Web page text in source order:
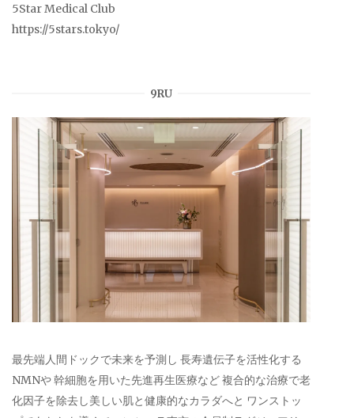
5Star Medical Club
https://5stars.tokyo/
9RU
最先端人間ドックで未来を予測し 長寿遺伝子を活性化する
NMNや 幹細胞を用いた先進再生医療など 複合的な治療で老
化因子を除去し美しい肌と健康的なカラダへと ワンストッ